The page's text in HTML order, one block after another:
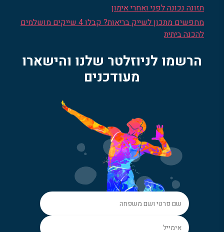
תזונה נכונה לפני ואחרי אימון
מחפשים מתכון לשייק בריאות? קבלו 4 שייקים מושלמים
להכנה ביתית
הרשמו לניוזלטר שלנו והישארו
מעודכנים